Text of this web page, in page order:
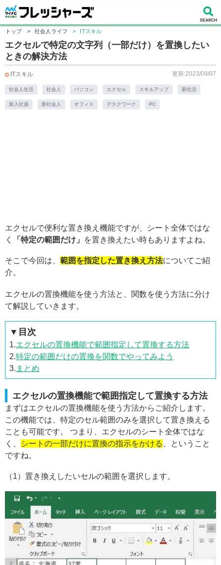
トップ > 社会人ライフ > ITスキル
エクセルで特定の文字列（一部だけ）を置換したい
ときの解決方法
ITスキル 更新:2023/09/07
社会人生活 社会人 パソコン エクセル スキルアップ 新生活
新入社員 新社会人 オフィス デスクワーク PC
エクセルで便利な置き換え機能ですが、シート全体ではな
く
「特定の範囲だけ」 を置き換えたい時もありますよね。
そこで今回は、 範囲を指定した置き換え方法についてご紹
介。
エクセルの置換機能を使う方法と、関数を使う方法に分け
て解説していきます。
▼目次
1.エクセルの置換機能で範囲指定して置換する方法
2.特定の範囲だけの置換を関数でやってみよう
3. まとめ
エクセルの置換機能で範囲指定して置換する方法
まずはエクセルの置換機能を使う方法からご紹介します。
この機能では、特定のセル範囲のみを選択して置き換える
ことも可能です。 つまり、エクセルのシート全体ではな
く、
シートの一部だけに置換の指示をかける
、ということ
ですね。
（1）置き換えしたいセルの範囲を選択します。